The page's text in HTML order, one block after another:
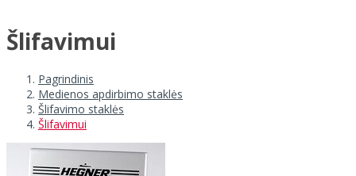
Šlifavimui
Pagrindinis
Medienos apdirbimo staklės
Šlifavimo staklės
Šlifavimui